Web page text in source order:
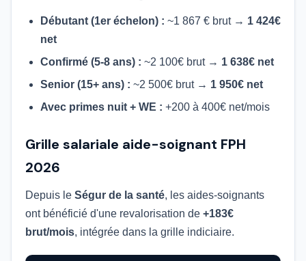
Débutant (1er échelon) : ~1 867 € brut → 1 424€
net
Confirmé (5-8 ans) : ~2 100€ brut → 1 638€ net
Senior (15+ ans) : ~2 500€ brut → 1 950€ net
Avec primes nuit + WE : +200 à 400€ net/mois
Grille salariale aide-soignant FPH
2026
Depuis le Ségur de la santé, les aides-soignants
ont bénéficié d'une revalorisation de +183€
brut/mois, intégrée dans la grille indiciaire.